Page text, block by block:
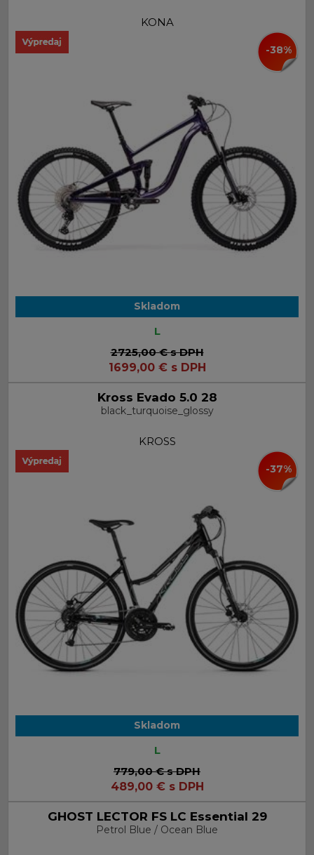
KONA
-38%
Skladom
L
2725,00 €s DPH
1699,00€ s DPH
Kross Evado 5.0 28
black_turquoise_glossy
KROSS
-37%
Skladom
L
779,00 €s DPH
489,00€ s DPH
GHOST LECTOR FS LC Essential 29
Petrol Blue / Ocean Blue